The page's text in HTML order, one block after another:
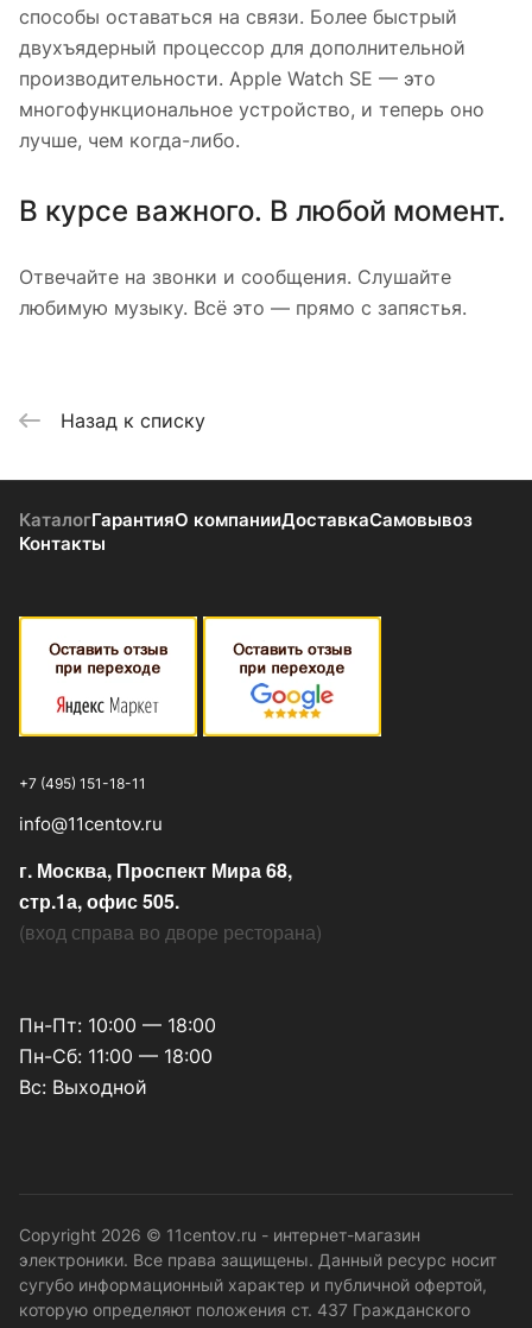
способы оставаться на связи. Более быстрый
двухъядерный процессор для дополнительной
производительности. Apple Watch SE — это
многофункциональное устройство, и теперь оно
лучше, чем когда-либо.
В курсе важного. В любой момент.
Отвечайте на звонки и сообщения. Слушайте
любимую музыку. Всё это — прямо с запястья.
Назад к списку
КаталогГарантияО компанииДоставкаСамовывоз
Контакты
+7 (495) 151-18-11
info@11centov.ru
г. Москва, Проспект Мира 68,
стр.1а, офис 505.
(вход справа во дворе ресторана)
Пн-Пт: 10:00 — 18:00
Пн-Сб: 11:00 — 18:00
Вс: Выходной
Copyright 2026 © 11centov.ru - интернет-магазин
электроники. Все права защищены. Данный ресурс носит
сугубо информационный характер и публичной офертой,
которую определяют положения ст. 437 Гражданского